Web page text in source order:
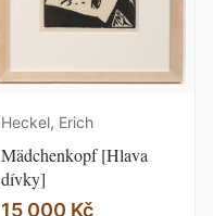
Heckel, Erich
Mädchenkopf [Hlava
dívky]
15 000 Kč